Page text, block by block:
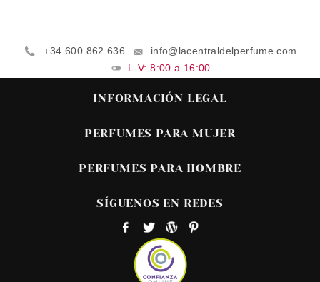
+34 600 862 636
info@lacentraldelperfume.com
L-V: 8:00 a 16:00
INFORMACIÓN LEGAL
PERFUMES PARA MUJER
PERFUMES PARA HOMBRE
SÍGUENOS EN REDES